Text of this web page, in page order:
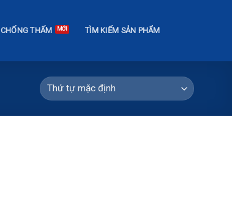
CHỐNG THẤM TÌM KIẾM SẢN PHẨM